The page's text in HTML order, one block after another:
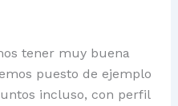
tener muy buena
puesto de ejemplo
incluso, con perfil